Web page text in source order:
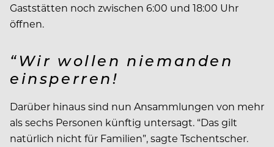
Gaststätten noch zwischen 6:00 und 18:00 Uhr
öffnen.
“Wir wollen niemanden
einsperren!
Darüber hinaus sind nun Ansammlungen von mehr
als sechs Personen künftig untersagt. “Das gilt
natürlich nicht für Familien”, sagte Tschentscher.